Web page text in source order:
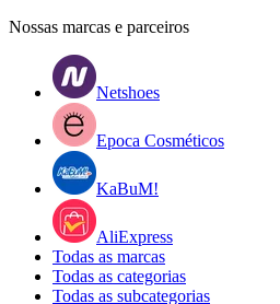
Nossas marcas e parceiros
Netshoes
Epoca Cosméticos
KaBuM!
AliExpress
Todas as marcas
Todas as categorias
Todas as subcategorias